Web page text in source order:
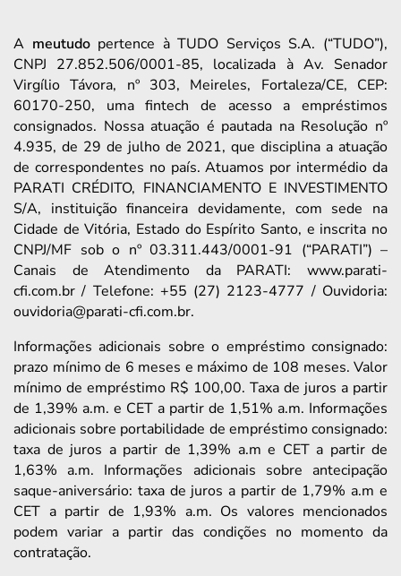
A meutudopertence à TUDO Serviços S.A. (“TUDO”),
CNPJ 27.852.506/0001-85, localizada à Av. Senador
Virgílio Távora, nº 303, Meireles, Fortaleza/CE, CEP:
60170-250, uma fintech de acesso a empréstimos
consignados. Nossa atuação é pautada na Resolução nº
4.935, de 29 de julho de 2021, que disciplina a atuação
de correspondentes no país. Atuamos por intermédio da
PARATI CRÉDITO, FINANCIAMENTO E INVESTIMENTO
S/A, instituição financeira devidamente, com sede na
Cidade de Vitória, Estado do Espírito Santo, e inscrita no
CNPJ/MF sob o nº 03.311.443/0001-91 (“PARATI”) –
Canais de Atendimento da PARATI: www.parati-
cfi.com.br / Telefone: +55 (27) 2123-4777 / Ouvidoria:
ouvidoria@parati-cfi.com.br.
Informações adicionais sobre o empréstimo consignado:
prazo mínimo de 6 meses e máximo de 108 meses. Valor
mínimo de empréstimo R$ 100,00. Taxa de juros a partir
de 1,39% a.m. e CET a partir de 1,51% a.m. Informações
adicionais sobre portabilidade de empréstimo consignado:
taxa de juros a partir de 1,39% a.m e CET a partir de
1,63% a.m. Informações adicionais sobre antecipação
saque-aniversário: taxa de juros a partir de 1,79% a.m e
CET a partir de 1,93% a.m. Os valores mencionados
podem variar a partir das condições no momento da
contratação.